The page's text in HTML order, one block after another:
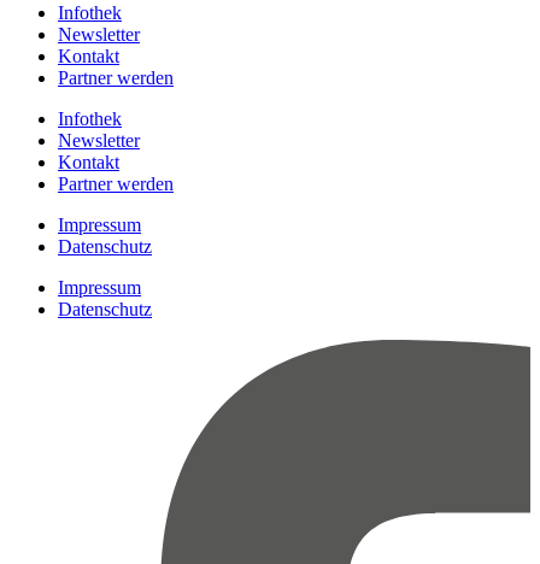
Infothek
Newsletter
Kontakt
Partner werden
Infothek
Newsletter
Kontakt
Partner werden
Impressum
Datenschutz
Impressum
Datenschutz